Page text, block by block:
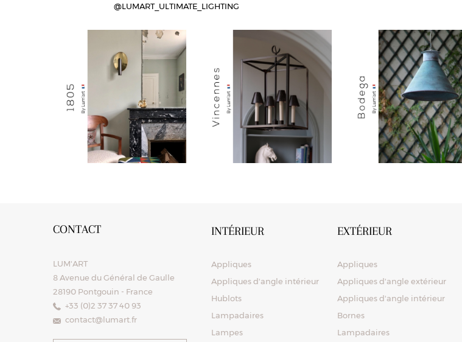
@LUMART_ULTIMATE_LIGHTING
CONTACT
LUM'ART
8 Avenue du Général de Gaulle
28190 Pontgouin - France
+33 (0)2 37 37 40 93
contact@lumart.fr
INTÉRIEUR
Appliques
Appliques d'angle intérieur
Hublots
Lampadaires
Lampes
EXTÉRIEUR
Appliques
Appliques d'angle extérieur
Appliques d'angle intérieur
Bornes
Lampadaires